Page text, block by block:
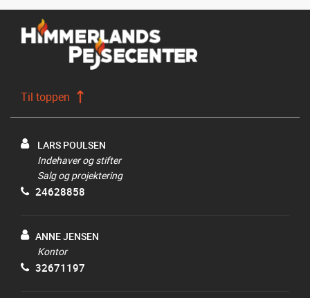
Til toppen
LARS POULSEN
Indehaver og stifter
Salg og projektering
24628858
ANNE JENSEN
Kontor
32671197